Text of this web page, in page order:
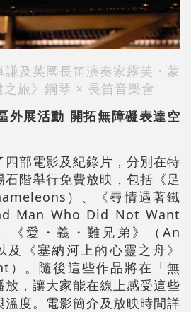
謙及 英國長笛演奏家露芙・蒙
旅》鋼琴 × 長笛音樂會
外展活動 開拓無障礙表達空
四部電影及紀錄片，分別在特
階舉行免費放映，包括《足
）、《尋情遇著鐵
Man Who Did Not Want
《愛・義・難兄弟》（An
《塞納河上的心靈之舟》
）。隨後這些作品將在「無
放，讓大家能在線上感受這些
度。電影簡介及放映時間詳